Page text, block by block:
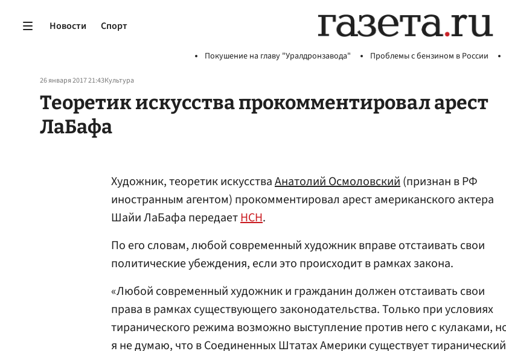
Новости Спорт
Покушение на главу "Уралдронзавода" Проблемы с бензином в России
26 января 2017 21:43Культура
Теоретик искусства прокомментировал арест
ЛаБафа
Художник, теоретик искусстваАнатолий Осмоловский(признан в РФ
иностранным агентом) прокомментировал арест американского актера
Шайи ЛаБафа передаетНСН.
По его словам, любой современный художник вправе отстаивать свои
политические убеждения, если это происходит в рамках закона.
«Любой современный художник и гражданин должен отстаивать свои
права в рамках существующего законодательства. Только при условиях
тиранического режима возможно выступление против него с кулаками,
я не думаю, что в Соединенных Штатах Америки существует тиранический